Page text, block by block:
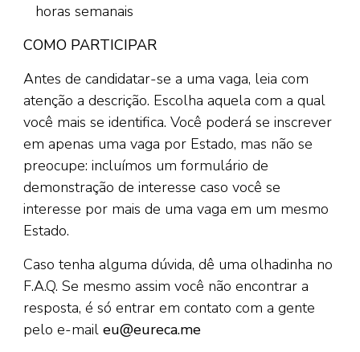
horas semanais
COMO PARTICIPAR
Antes de candidatar-se a uma vaga, leia com
atenção a descrição. Escolha aquela com a qual
você mais se identifica. Você poderá se inscrever
em apenas uma vaga por Estado, mas não se
preocupe: incluímos um formulário de
demonstração de interesse caso você se
interesse por mais de uma vaga em um mesmo
Estado.
Caso tenha alguma dúvida, dê uma olhadinha no
F.A.Q. Se mesmo assim você não encontrar a
resposta, é só entrar em contato com a gente
pelo e-mail eu@eureca.me